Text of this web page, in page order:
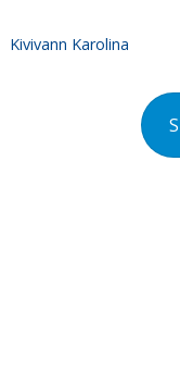
Kivivann Karolina